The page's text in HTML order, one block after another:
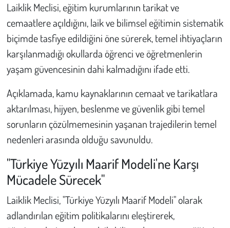
Laiklik Meclisi, eğitim kurumlarının tarikat ve
cemaatlere açıldığını, laik ve bilimsel eğitimin sistematik
biçimde tasfiye edildiğini öne sürerek, temel ihtiyaçların
karşılanmadığı okullarda öğrenci ve öğretmenlerin
yaşam güvencesinin dahi kalmadığını ifade etti.
Açıklamada, kamu kaynaklarının cemaat ve tarikatlara
aktarılması, hijyen, beslenme ve güvenlik gibi temel
sorunların çözülmemesinin yaşanan trajedilerin temel
nedenleri arasında olduğu savunuldu.
"Türkiye Yüzyılı Maarif Modeli'ne Karşı
Mücadele Sürecek"
Laiklik Meclisi, "Türkiye Yüzyılı Maarif Modeli" olarak
adlandırılan eğitim politikalarını eleştirerek,